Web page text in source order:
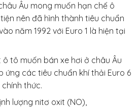
Âu mong muốn hạn chế ô
nên đã hình thành tiêu chuẩn
năm 1992 với Euro 1 là hiện tại
tô muốn bán xe hơi ở châu Âu
ứng các tiêu chuẩn khí thải Euro 6
thức.
lượng nitơ oxit (NO),